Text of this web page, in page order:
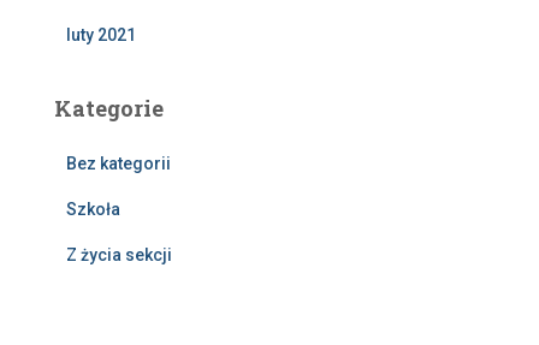
luty 2021
Kategorie
Bez kategorii
Szkoła
Z życia sekcji